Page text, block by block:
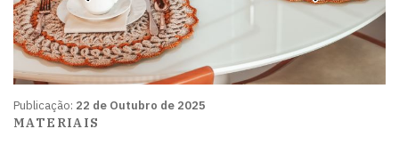
Publicação: 22 de Outubro de 2025
MATERIAIS